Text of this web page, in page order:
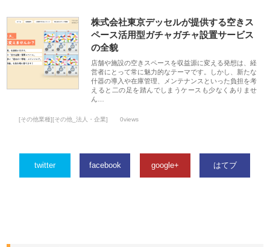
株式会社東京デッセルが提供する空きス
ペース活用型ガチャガチャ設置サービス
の全貌
店舗や施設の空きスペースを収益源に変える発想は、経
営者にとって常に魅力的なテーマです。しかし、新たな
什器の導入や在庫管理、メンテナンスといった負担を考
えると二の足を踏んでしまうケースも少なくありませ
ん…
[その他業種][その他_法人・企業] 0views
twitter facebook google+ はてブ